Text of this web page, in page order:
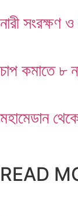
নারী সংরক্ষণ ও
চাপ কমাতে ৮
মহামেডান
READ